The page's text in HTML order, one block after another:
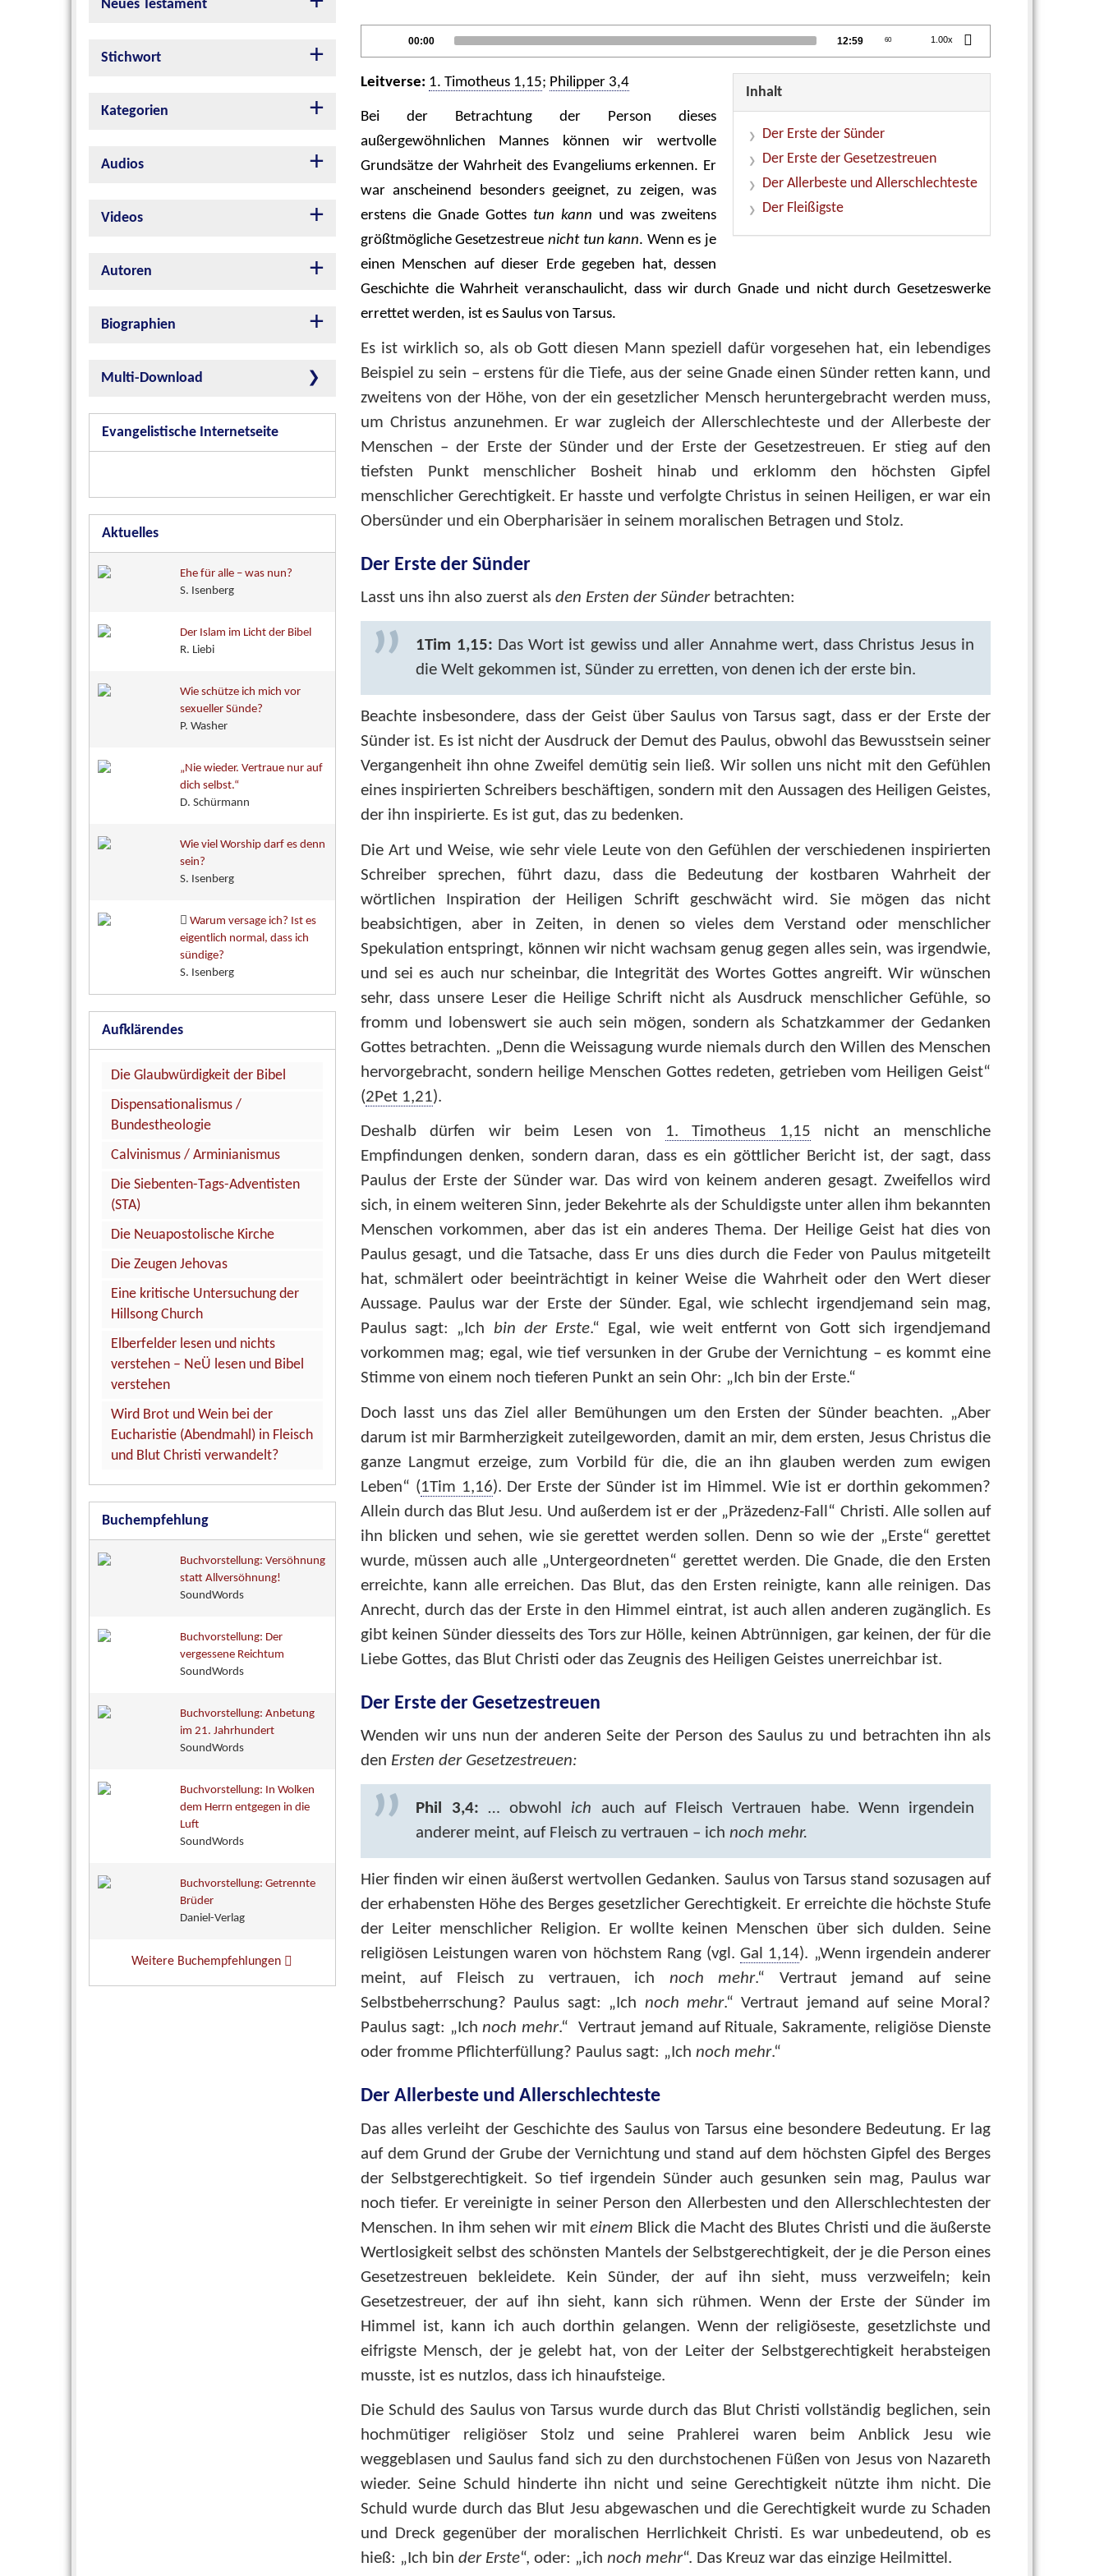
Neues Testament
Stichwort
Kategorien
Audios
Videos
Autoren
Biographien
Multi-Download
Evangelistische Internetseite
Aktuelles
Ehe für alle – was nun?
S. Isenberg
Der Islam im Licht der Bibel
R. Liebi
Wie schütze ich mich vor
sexueller Sünde?
P. Washer
„Nie wieder. Vertraue nur auf
dich selbst.“
D. Schürmann
Wie viel Worship darf es denn
sein?
S. Isenberg
Warum versage ich? Ist es
eigentlich normal, dass ich
sündige?
S. Isenberg
Aufklärendes
Die Glaubwürdigkeit der Bibel
Dispensationalismus /
Bundestheologie
Calvinismus / Arminianismus
Die Siebenten-Tags-Adventisten
(STA)
Die Neuapostolische Kirche
Die Zeugen Jehovas
Eine kritische Untersuchung der
Hillsong Church
Elberfelder lesen und nichts
verstehen – NeÜ lesen und Bibel
verstehen
Wird Brot und Wein bei der
Eucharistie (Abendmahl) in Fleisch
und Blut Christi verwandelt?
Buchempfehlung
Buchvorstellung: Versöhnung
statt Allversöhnung!
SoundWords
Buchvorstellung: Der
vergessene Reichtum
SoundWords
Buchvorstellung: Anbetung
im 21. Jahrhundert
SoundWords
Buchvorstellung: In Wolken
dem Herrn entgegen in die
Luft
SoundWords
Buchvorstellung: Getrennte
Brüder
Daniel-Verlag
Weitere Buchempfehlungen
Player
Current
00:00 Total
12:59 60 1.00x
Inhalt
Der Erste der Sünder
Der Erste der Gesetzestreuen
Der Allerbeste und Allerschlechteste
Der Fleißigste
Leitverse: 1. Timotheus 1,15; Philipper 3,4
Bei der Betrachtung der Person dieses
außergewöhnlichen Mannes können wir wertvolle
Grundsätze der Wahrheit des Evangeliums erkennen. Er
war anscheinend besonders geeignet, zu zeigen, was
erstens die Gnade Gottes tun kann und was zweitens
größtmögliche Gesetzestreuenicht tun kann. Wenn es je
einen Menschen auf dieser Erde gegeben hat, dessen
Geschichte die Wahrheit veranschaulicht, dass wir durch Gnade und nicht durch Gesetzeswerke
errettet werden, ist es Saulus von Tarsus.
Es ist wirklich so, als ob Gott diesen Mann speziell dafür vorgesehen hat, ein lebendiges
Beispiel zu sein – erstens für die Tiefe, aus der seine Gnade einen Sünder retten kann, und
zweitens von der Höhe, von der ein gesetzlicher Mensch heruntergebracht werden muss,
um Christus anzunehmen. Er war zugleich der Allerschlechteste und der Allerbeste der
Menschen – der Erste der Sünder und der Erste der Gesetzestreuen. Er stieg auf den
tiefsten Punkt menschlicher Bosheit hinab und erklomm den höchsten Gipfel
menschlicher Gerechtigkeit. Er hasste und verfolgte Christus in seinen Heiligen, er war ein
Obersünder und ein Oberpharisäer in seinem moralischen Betragen und Stolz.
Der Erste der Sünder
Lasst uns ihn also zuerst als den Ersten der Sünderbetrachten:
1Tim 1,15: Das Wort ist gewiss und aller Annahme wert, dass Christus Jesus in
die Welt gekommen ist, Sünder zu erretten, von denen ich der erste bin.
Beachte insbesondere, dass der Geist über Saulus von Tarsus sagt, dass er der Erste der
Sünder ist. Es ist nicht der Ausdruck der Demut des Paulus, obwohl das Bewusstsein seiner
Vergangenheit ihn ohne Zweifel demütig sein ließ. Wir sollen uns nicht mit den Gefühlen
eines inspirierten Schreibers beschäftigen, sondern mit den Aussagen des Heiligen Geistes,
der ihn inspirierte. Es ist gut, das zu bedenken.
Die Art und Weise, wie sehr viele Leute von den Gefühlen der verschiedenen inspirierten
Schreiber sprechen, führt dazu, dass die Bedeutung der kostbaren Wahrheit der
wörtlichen Inspiration der Heiligen Schrift geschwächt wird. Sie mögen das nicht
beabsichtigen, aber in Zeiten, in denen so vieles dem Verstand oder menschlicher
Spekulation entspringt, können wir nicht wachsam genug gegen alles sein, was irgendwie,
und sei es auch nur scheinbar, die Integrität des Wortes Gottes angreift. Wir wünschen
sehr, dass unsere Leser die Heilige Schrift nicht als Ausdruck menschlicher Gefühle, so
fromm und lobenswert sie auch sein mögen, sondern als Schatzkammer der Gedanken
Gottes betrachten. „Denn die Weissagung wurde niemals durch den Willen des Menschen
hervorgebracht, sondern heilige Menschen Gottes redeten, getrieben vom Heiligen Geist“
(2Pet 1,21).
Deshalb dürfen wir beim Lesen von 1. Timotheus 1,15 nicht an menschliche
Empfindungen denken, sondern daran, dass es ein göttlicher Bericht ist, der sagt, dass
Paulus der Erste der Sünder war. Das wird von keinem anderen gesagt. Zweifellos wird
sich, in einem weiteren Sinn, jeder Bekehrte als der Schuldigste unter allen ihm bekannten
Menschen vorkommen, aber das ist ein anderes Thema. Der Heilige Geist hat dies von
Paulus gesagt, und die Tatsache, dass Er uns dies durch die Feder von Paulus mitgeteilt
hat, schmälert oder beeinträchtigt in keiner Weise die Wahrheit oder den Wert dieser
Aussage. Paulus war der Erste der Sünder. Egal, wie schlecht irgendjemand sein mag,
Paulus sagt: „Ich bin der Erste.“ Egal, wie weit entfernt von Gott sich irgendjemand
vorkommen mag; egal, wie tief versunken in der Grube der Vernichtung – es kommt eine
Stimme von einem noch tieferen Punkt an sein Ohr: „Ich bin der Erste.“
Doch lasst uns das Ziel aller Bemühungen um den Ersten der Sünder beachten. „Aber
darum ist mir Barmherzigkeit zuteilgeworden, damit an mir, dem ersten, Jesus Christus die
ganze Langmut erzeige, zum Vorbild für die, die an ihn glauben werden zum ewigen
Leben“ (1Tim 1,16). Der Erste der Sünder ist im Himmel. Wie ist er dorthin gekommen?
Allein durch das Blut Jesu. Und außerdem ist er der „Präzedenz-Fall“ Christi. Alle sollen auf
ihn blicken und sehen, wie sie gerettet werden sollen. Denn so wie der „Erste“ gerettet
wurde, müssen auch alle „Untergeordneten“ gerettet werden. Die Gnade, die den Ersten
erreichte, kann alle erreichen. Das Blut, das den Ersten reinigte, kann alle reinigen. Das
Anrecht, durch das der Erste in den Himmel eintrat, ist auch allen anderen zugänglich. Es
gibt keinen Sünder diesseits des Tors zur Hölle, keinen Abtrünnigen, gar keinen, der für die
Liebe Gottes, das Blut Christi oder das Zeugnis des Heiligen Geistes unerreichbar ist.
Der Erste der Gesetzestreuen
Wenden wir uns nun der anderen Seite der Person des Saulus zu und betrachten ihn als
den Ersten der Gesetzestreuen:
Phil 3,4: … obwohl ich auch auf Fleisch Vertrauen habe. Wenn irgendein
anderer meint, auf Fleisch zu vertrauen – ichnoch mehr.
Hier finden wir einen äußerst wertvollen Gedanken. Saulus von Tarsus stand sozusagen auf
der erhabensten Höhe des Berges gesetzlicher Gerechtigkeit. Er erreichte die höchste Stufe
der Leiter menschlicher Religion. Er wollte keinen Menschen über sich dulden. Seine
religiösen Leistungen waren von höchstem Rang (vgl.Gal 1,14). „Wenn irgendein anderer
meint, auf Fleisch zu vertrauen, ich noch mehr.“ Vertraut jemand auf seine
Selbstbeherrschung? Paulus sagt: „Ich noch mehr.“ Vertraut jemand auf seine Moral?
Paulus sagt: „Ichnoch mehr.“ Vertraut jemand auf Rituale, Sakramente, religiöse Dienste
oder fromme Pflichterfüllung? Paulus sagt: „Ich noch mehr.“
Der Allerbeste und Allerschlechteste
Das alles verleiht der Geschichte des Saulus von Tarsus eine besondere Bedeutung. Er lag
auf dem Grund der Grube der Vernichtung und stand auf dem höchsten Gipfel des Berges
der Selbstgerechtigkeit. So tief irgendein Sünder auch gesunken sein mag, Paulus war
noch tiefer. Er vereinigte in seiner Person den Allerbesten und den Allerschlechtesten der
Menschen. In ihm sehen wir mit einem Blick die Macht des Blutes Christi und die äußerste
Wertlosigkeit selbst des schönsten Mantels der Selbstgerechtigkeit, der je die Person eines
Gesetzestreuen bekleidete. Kein Sünder, der auf ihn sieht, muss verzweifeln; kein
Gesetzestreuer, der auf ihn sieht, kann sich rühmen. Wenn der Erste der Sünder im
Himmel ist, kann ich auch dorthin gelangen. Wenn der religiöseste, gesetzlichste und
eifrigste Mensch, der je gelebt hat, von der Leiter der Selbstgerechtigkeit herabsteigen
muss­te, ist es nutzlos, dass ich hinaufsteige.
Die Schuld des Saulus von Tarsus wurde durch das Blut Christi vollständig beglichen, sein
hochmütiger religiöser Stolz und seine Prahlerei waren beim Anblick Jesu wie
weggeblasen und Saulus fand sich zu den durchstochenen Füßen von Jesus von Nazareth
wieder. Seine Schuld hinderte ihn nicht und seine Gerechtigkeit nützte ihm nicht. Die
Schuld wurde durch das Blut Jesu abgewaschen und die Gerechtigkeit wurde zu Schaden
und Dreck gegenüber der moralischen Herrlichkeit Christi. Es war unbedeutend, ob es
hieß: „Ich bin der Erste“, oder: „ich noch mehr“. Das Kreuz war das einzige Heilmittel.